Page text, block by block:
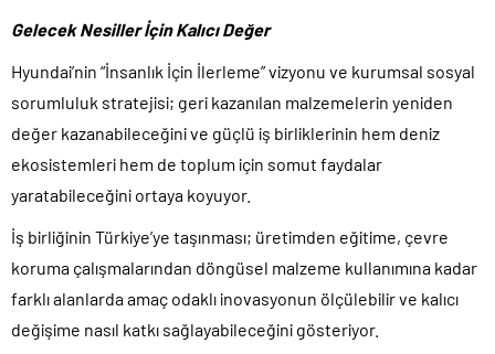
Gelecek Nesiller İçin Kalıcı Değer
Hyundai’nin “İnsanlık İçin İlerleme” vizyonu ve kurumsal sosyal
sorumluluk stratejisi; geri kazanılan malzemelerin yeniden
değer kazanabileceğini ve güçlü iş birliklerinin hem deniz
ekosistemleri hem de toplum için somut faydalar
yaratabileceğini ortaya koyuyor.
İş birliğinin Türkiye’ye taşınması; üretimden eğitime, çevre
koruma çalışmalarından döngüsel malzeme kullanımına kadar
farklı alanlarda amaç odaklı inovasyonun ölçülebilir ve kalıcı
değişime nasıl katkı sağlayabileceğini gösteriyor.